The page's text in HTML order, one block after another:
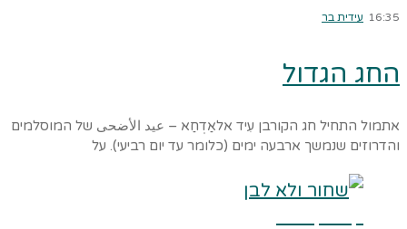
16:35 עידית בר
החג הגדול
אתמול התחיל חג הקורבן עִיד אלאַדְחַא – عيد الأضحى של המוסלמים
והדרוזים שנמשך ארבעה ימים (כלומר עד יום רביעי). על